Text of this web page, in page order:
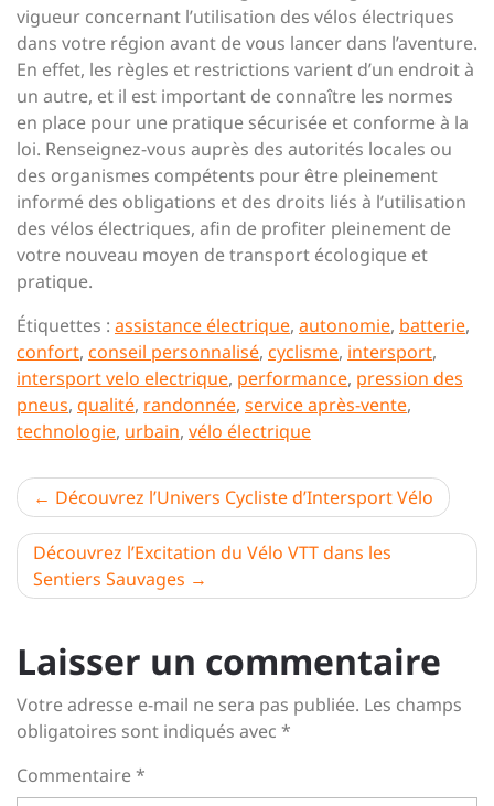
vigueur concernant l’utilisation des vélos électriques
dans votre région avant de vous lancer dans l’aventure.
En effet, les règles et restrictions varient d’un endroit à
un autre, et il est important de connaître les normes
en place pour une pratique sécurisée et conforme à la
loi. Renseignez-vous auprès des autorités locales ou
des organismes compétents pour être pleinement
informé des obligations et des droits liés à l’utilisation
des vélos électriques, afin de profiter pleinement de
votre nouveau moyen de transport écologique et
pratique.
Étiquettes : assistance électrique, autonomie, batterie,
confort, conseil personnalisé, cyclisme, intersport,
intersport velo electrique, performance, pression des
pneus, qualité, randonnée, service après-vente,
technologie, urbain, vélo électrique
Navigation
de
l’article
Découvrez l’Univers Cycliste d’Intersport Vélo
Découvrez l’Excitation du Vélo VTT dans les
Sentiers Sauvages
Laisser un commentaire
Votre adresse e-mail ne sera pas publiée. Les champs
obligatoires sont indiqués avec *
Commentaire*